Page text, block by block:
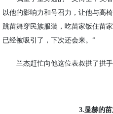
以他的影响力和号召力，让他与高
跳苗舞穿民族服装，吃苗家饭住苗
已经被吸引了，下次还会来。”
兰杰赶忙向他这位表叔拱了拱手
3.显赫的